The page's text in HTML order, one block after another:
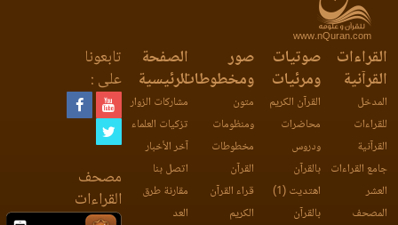
www.nQuran.com
القراءات
القرآنية
المدخل
للقراءات
القرآنية
جامع القراءات
العشر
المصحف
صوتيات
ومرئيات
القرآن الكريم
محاضرات
ودروس
بالقرآن
اهتديت (1)
بالقرآن
صور
ومخطوطات
متون
ومنظومات
مخطوطات
القرآن
قراء القرآن
الكريم
الصفحة
الرئيسية
مشاركات الزوار
تزكيات العلماء
آخر الأخبار
اتصل بنا
مقارنة طرق
العد
تابعونا
على :
مصحف
القراءات